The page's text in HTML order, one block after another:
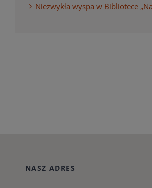
Niezwykła wyspa w Bibliotece
NASZ ADRES